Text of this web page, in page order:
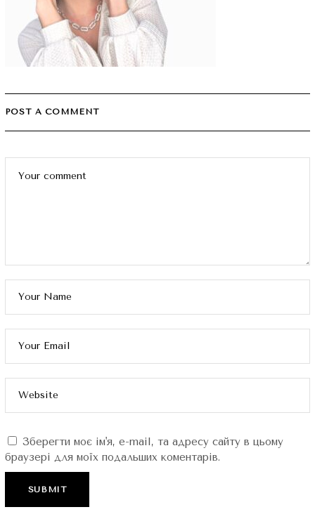
POST A COMMENT
Зберегти моє ім'я, e-mail, та адресу сайту в цьому
браузері для моїх подальших коментарів.